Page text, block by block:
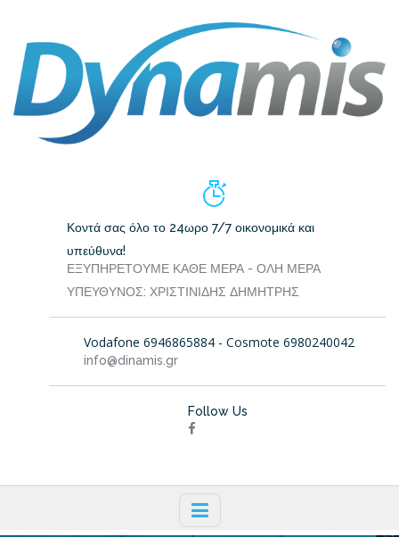
Κοντά σας όλο το 24ωρο 7/7 οικονομικά και
υπεύθυνα!
ΕΞΥΠΗΡΕΤΟΥΜΕ ΚΑΘΕ ΜΕΡΑ - ΟΛΗ ΜΕΡΑ
ΥΠΕΥΘΥΝΟΣ: ΧΡΙΣΤΙΝΙΔΗΣ ΔΗΜΗΤΡΗΣ
Vodafone 6946865884 - Cosmote 6980240042
info@dinamis.gr
Follow Us